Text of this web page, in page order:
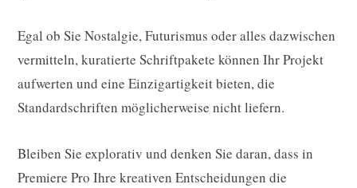
Egal ob Sie Nostalgie, Futurismus oder alles dazwischen
vermitteln, kuratierte Schriftpakete können Ihr Projekt
aufwerten und eine Einzigartigkeit bieten, die
Standardschriften möglicherweise nicht liefern.
Bleiben Sie explorativ und denken Sie daran, dass in
Premiere Pro Ihre kreativen Entscheidungen die